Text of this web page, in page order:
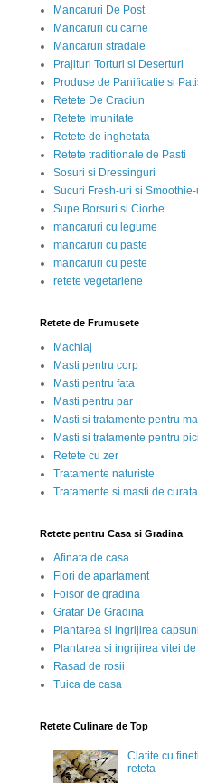
Mancaruri De Post
Mancaruri cu carne
Mancaruri stradale
Prajituri Torturi si Deserturi
Produse de Panificatie si
Retete De Craciun
Retete Imunitate
Retete de inghetata
Retete traditionale de Pasti
Sosuri si Dressinguri
Sucuri Fresh-uri si Smoothie-
Supe Borsuri si Ciorbe
mancaruri cu legume
mancaruri cu paste
mancaruri cu peste
retete vegetariene
Retete de Frumusete
Machiaj
Masti pentru corp
Masti pentru fata
Masti pentru par
Masti si tratamente pentru
Masti si tratamente pentru
Retete cu zer
Tratamente naturiste
Tratamente si masti de
Retete pentru Casa si Gradina
Afinata de casa
Flori de apartament
Foisor de gradina
Gratar De Gradina
Plantarea si ingrijirea
Plantarea si ingrijirea vitei de
Rasad de rosii
Tuica de casa
Retete Culinare de Top
Clatite cu
reteta